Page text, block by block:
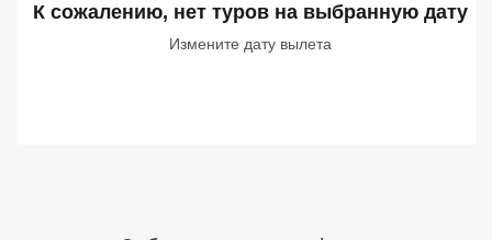
К сожалению, нет туров на выбранную дату
Измените дату вылета